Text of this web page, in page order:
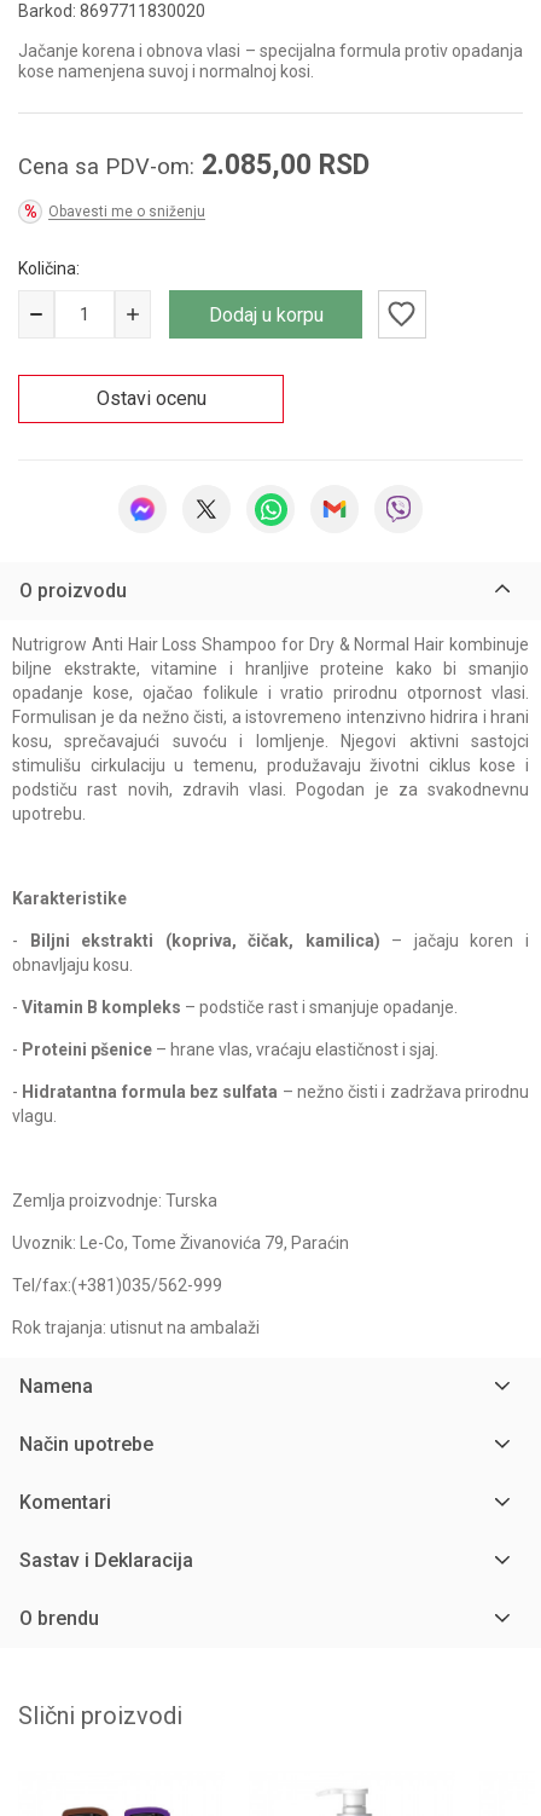
Barkod: 8697711830020
Jačanje korena i obnova vlasi – specijalna formula protiv opadanja
kose namenjena suvoj i normalnoj kosi.
Cena sa PDV-om: 2.085,00 RSD
Obavesti me o sniženju
Količina:
Dodaj u korpu
Ostavi ocenu
O proizvodu
Nutrigrow Anti Hair Loss Shampoo for Dry & Normal Hair kombinuje
biljne ekstrakte, vitamine i hranljive proteine kako bi smanjio
opadanje kose, ojačao folikule i vratio prirodnu otpornost vlasi.
Formulisan je da nežno čisti, a istovremeno intenzivno hidrira i hrani
kosu, sprečavajući suvoću i lomljenje. Njegovi aktivni sastojci
stimulišu cirkulaciju u temenu, produžavaju životni ciklus kose i
podstiču rast novih, zdravih vlasi. Pogodan je za svakodnevnu
upotrebu.
Karakteristike
- Biljni ekstrakti (kopriva, čičak, kamilica) – jačaju koren i
obnavljaju kosu.
- Vitamin B kompleks – podstiče rast i smanjuje opadanje.
- Proteini pšenice – hrane vlas, vraćaju elastičnost i sjaj.
- Hidratantna formula bez sulfata – nežno čisti i zadržava prirodnu
vlagu.
Zemlja proizvodnje: Turska
Uvoznik: Le-Co, Tome Živanovića 79, Paraćin
Tel/fax:(+381)035/562-999
Rok trajanja: utisnut na ambalaži
Namena
Način upotrebe
Komentari
Sastav i Deklaracija
O brendu
Slični proizvodi